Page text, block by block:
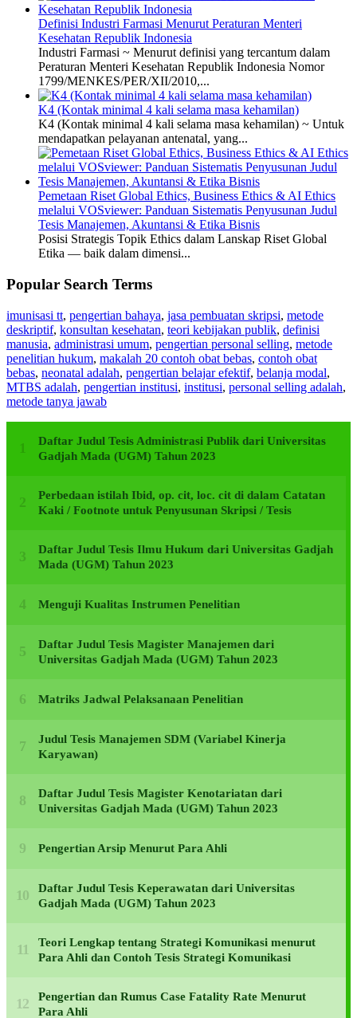
Definisi Industri Farmasi Menurut Peraturan Menteri
Kesehatan Republik Indonesia
Industri Farmasi ~ Menurut definisi yang tercantum dalam
Peraturan Menteri Kesehatan Republik Indonesia Nomor
1799/MENKES/PER/XII/2010,...
K4 (Kontak minimal 4 kali selama masa kehamilan)
K4 (Kontak minimal 4 kali selama masa kehamilan) ~ Untuk
mendapatkan pelayanan antenatal, yang...
Pemetaan Riset Global Ethics, Business Ethics & AI Ethics
melalui VOSviewer: Panduan Sistematis Penyusunan Judul
Tesis Manajemen, Akuntansi & Etika Bisnis
Posisi Strategis Topik Ethics dalam Lanskap Riset Global
Etika — baik dalam dimensi...
Popular Search Terms
imunisasi tt, pengertian bahaya, jasa pembuatan skripsi, metode
deskriptif, konsultan kesehatan, teori kebijakan publik, definisi
manusia, administrasi umum, pengertian personal selling, metode
penelitian hukum, makalah 20 contoh obat bebas, contoh obat
bebas, neonatal adalah, pengertian belajar efektif, belanja modal,
MTBS adalah, pengertian institusi, institusi, personal selling adalah,
metode tanya jawab
Daftar Judul Tesis Administrasi Publik dari Universitas
Gadjah Mada (UGM) Tahun 2023
Perbedaan istilah Ibid, op. cit, loc. cit di dalam Catatan
Kaki / Footnote untuk Penyusunan Skripsi / Tesis
Daftar Judul Tesis Ilmu Hukum dari Universitas Gadjah
Mada (UGM) Tahun 2023
Menguji Kualitas Instrumen Penelitian
Daftar Judul Tesis Magister Manajemen dari
Universitas Gadjah Mada (UGM) Tahun 2023
Matriks Jadwal Pelaksanaan Penelitian
Judul Tesis Manajemen SDM (Variabel Kinerja
Karyawan)
Daftar Judul Tesis Magister Kenotariatan dari
Universitas Gadjah Mada (UGM) Tahun 2023
Pengertian Arsip Menurut Para Ahli
Daftar Judul Tesis Keperawatan dari Universitas
Gadjah Mada (UGM) Tahun 2023
Teori Lengkap tentang Strategi Komunikasi menurut
Para Ahli dan Contoh Tesis Strategi Komunikasi
Pengertian dan Rumus Case Fatality Rate Menurut
Para Ahli